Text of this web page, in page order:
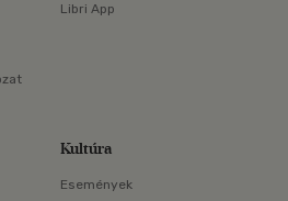
Libri App
Kultúra
Események